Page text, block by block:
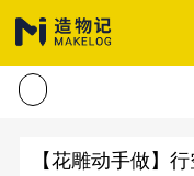
【花雕动手做】